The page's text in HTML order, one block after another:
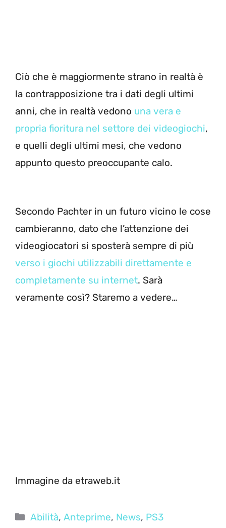
Ciò che è maggiormente strano in realtà è
la contrapposizione tra i dati degli ultimi
anni, che in realtà vedono una vera e
propria fioritura nel settore dei videogiochi,
e quelli degli ultimi mesi, che vedono
appunto questo preoccupante calo.
Secondo Pachter in un futuro vicino le cose
cambieranno, dato che l’attenzione dei
videogiocatori si sposterà sempre di più
verso i giochi utilizzabili direttamente e
completamente su internet. Sarà
veramente così? Staremo a vedere…
Immagine da etraweb.it
Categorie
Abilità,Anteprime, News, PS3